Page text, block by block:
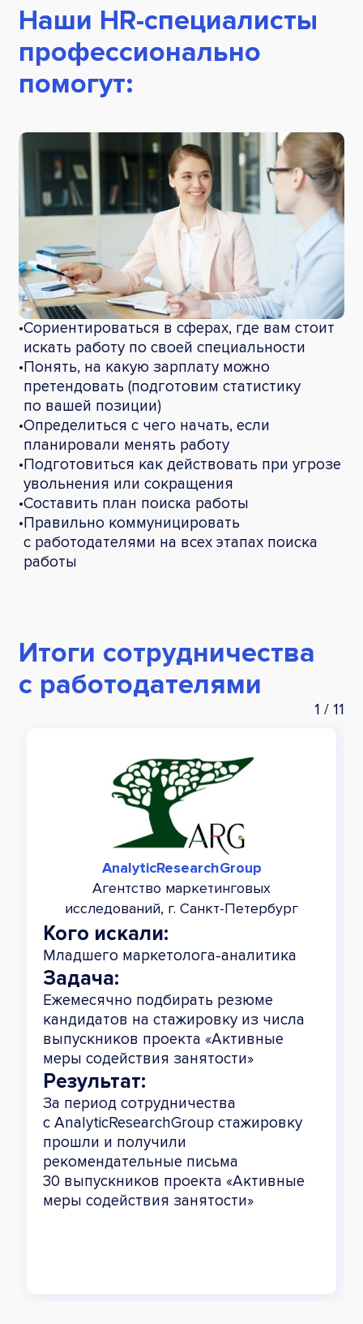
Наши HR-специалисты
профессионально
помогут:
•Сориентироваться в сферах, где вам стоит
искать работу по своей специальности
•Понять, на какую зарплату можно
претендовать (подготовим статистику
по вашей позиции)
•Определиться с чего начать, если
планировали менять работу
•Подготовиться как действовать при угрозе
увольнения или сокращения
•Составить план поиска работы
•Правильно коммуницировать
с работодателями на всех этапах поиска
работы
Итоги сотрудничества
с работодателями
1 / 11
AnalyticResearchGroup
Агентство маркетинговых
исследований, г. Санкт-Петербург
Кого искали:
Младшего маркетолога-аналитика
Задача:
Ежемесячно подбирать резюме
кандидатов на стажировку из числа
выпускников проекта «Активные
меры содействия занятости»
Результат:
За период сотрудничества
с AnalyticResearchGroup стажировку
прошли и получили
рекомендательные письма
30 выпускников проекта «Активные
меры содействия занятости»